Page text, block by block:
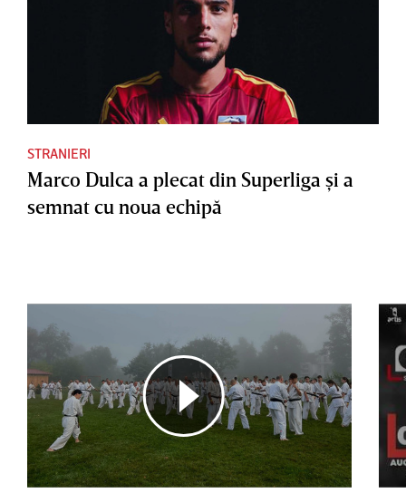
STRANIERI
Marco Dulca a plecat din Superliga şi a
semnat cu noua echipă